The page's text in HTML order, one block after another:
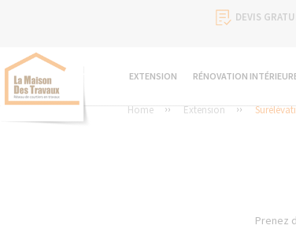
DEVIS
EXTENSION RÉNOVATION
Home Extension
Prenez